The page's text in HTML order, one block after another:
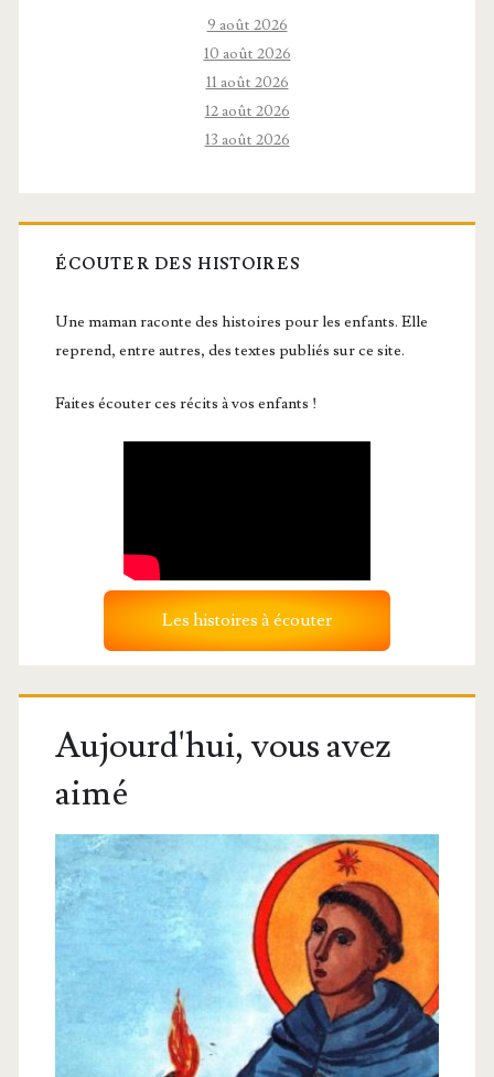
9 août 2026
10 août 2026
11 août 2026
12 août 2026
13 août 2026
ÉCOUTER DES HISTOIRES
Une maman raconte des histoires pour les enfants. Elle
reprend, entre autres, des textes publiés sur ce site.
Faites écouter ces récits à vos enfants !
Les histoires à écouter
Aujourd'hui, vous avez
aimé